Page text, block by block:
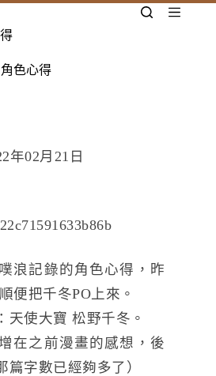
色心得
年02月21日
浪記錄的角色心得，昨
便把千冬PO上來。
天使大寶 松野千冬。
在之前漫畫的感想，後
字數已經夠多了）